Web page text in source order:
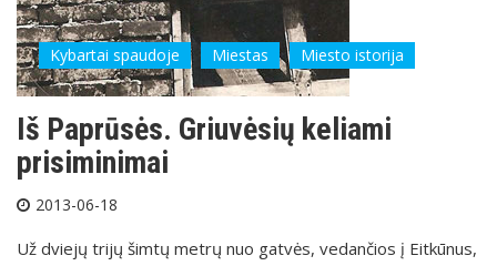
Kybartai spaudoje Miestas Miesto istorija
Iš Paprūsės. Griuvėsių keliami
prisiminimai
2013-06-18
Už dviejų trijų šimtų metrų nuo gatvės, vedančios į Eitkūnus,